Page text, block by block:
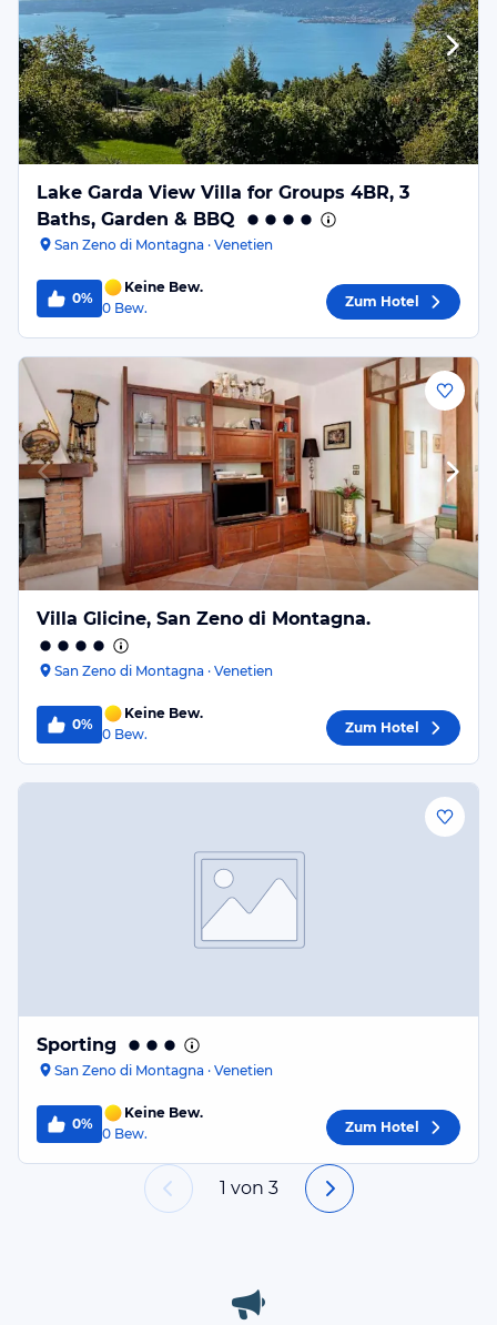
Lake Garda View Villa for Groups 4BR, 3
Baths, Garden & BBQ
San Zeno di Montagna · Venetien
0%
Keine Bew.
0 Bew. Zum Hotel
Villa Glicine, San Zeno di Montagna.
San Zeno di Montagna · Venetien
0%
Keine Bew.
0 Bew. Zum Hotel
Sporting
San Zeno di Montagna · Venetien
0%
Keine Bew.
0 Bew. Zum Hotel
1 von 3